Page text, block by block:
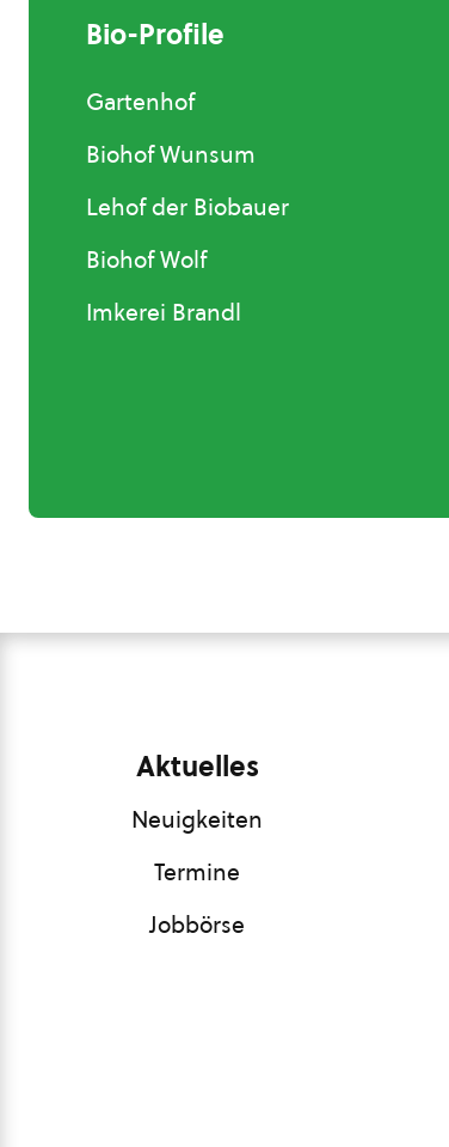
Bio-Profile
Gartenhof
Biohof Wunsum
Lehof der Biobauer
Biohof Wolf
Imkerei Brandl
Aktuelles
Neuigkeiten
Termine
Jobbörse